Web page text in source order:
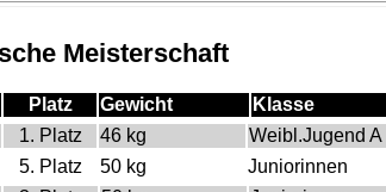
Meisterschaft
Platz Gewicht Klasse
1. Platz 46 kg Weibl.Jugend A
5. Platz 50 kg Juniorinnen